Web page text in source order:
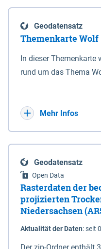
enthalten. Sperrwerke Sperrwerke sind Bauwerke
mit Sperrvorrichtungen
Schutz eines Gebietes
vor Sturmfluten, zu
Eigenschaft eines
die Deichbehörde
Geodatensatz
Themenkarte Wolf
In dieser Themenkarte
rund um das Thema
sowie Status der
laufendenMehr Infos
Geodatensatz
Open Data
Rasterdaten der
projizierten
Niedersachsen
Aktualität der Daten:seit